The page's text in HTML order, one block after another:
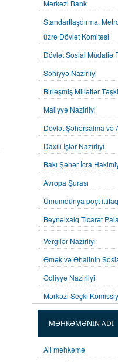
Mərkəzi Bank
Standartlaşdırma,
üzrə Dövlət Komitəsi
Dövlət Sosial Müdafiə
Səhiyyə Nazirliyi
Birləşmiş Millətlər
Maliyyə Nazirliyi
Dövlət Şəhərsalma və
Daxili İşlər Nazirliyi
Bakı Şəhər İcra
Avropa Şurası
Ümumdünya poçt
Beynəlxalq Ticarət
Vergilər Nazirliyi
Əmək və Əhalinin
Ədliyyə Nazirliyi
Mərkəzi Seçki
MƏHKƏMƏNİN ADI
Ali məhkəmə